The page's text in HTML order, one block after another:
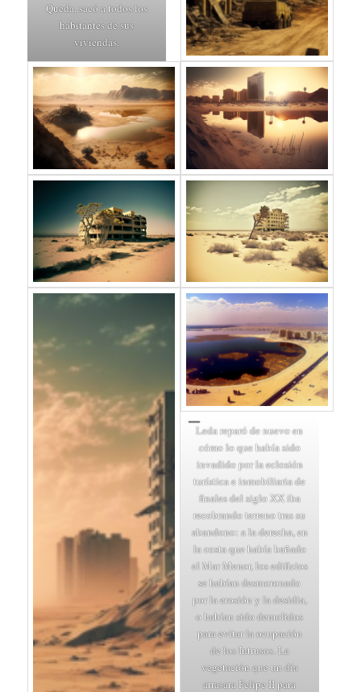
Queda, sacó a todos los
habitantes de sus
viviendas.
Leda reparó de nuevo en
cómo lo que había sido
invadido por la eclosión
turística e inmobiliaria de
finales del siglo XX iba
recobrando terreno tras su
abandono: a la derecha, en
la costa que había bañado
el Mar Menor, los edificios
se habían desmoronado
por la erosión y la desidia,
o habían sido demolidos
para evitar la ocupación
de los Intrusos. La
vegetación que un día
arrasara Felipe II para